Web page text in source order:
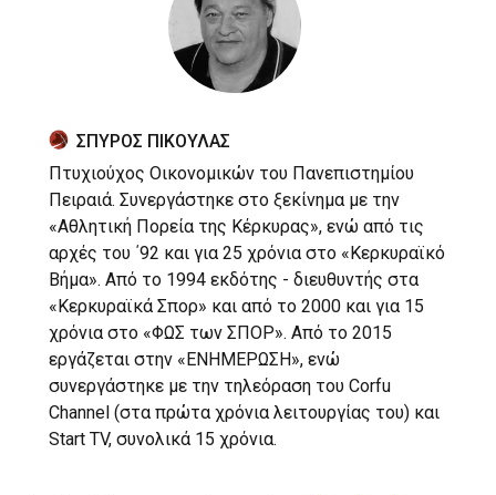
ΣΠΥΡΟΣ ΠΙΚΟΥΛΑΣ
Πτυχιούχος Οικονομικών του Πανεπιστημίου
Πειραιά. Συνεργάστηκε στο ξεκίνημα με την
«Αθλητική Πορεία της Κέρκυρας», ενώ από τις
αρχές του ΄92 και για 25 χρόνια στο «Κερκυραϊκό
Βήμα». Από το 1994 εκδότης - διευθυντής στα
«Κερκυραϊκά Σπορ» και από το 2000 και για 15
χρόνια στο «ΦΩΣ των ΣΠΟΡ». Από το 2015
εργάζεται στην «ΕΝΗΜΕΡΩΣΗ», ενώ
συνεργάστηκε με την τηλεόραση του Corfu
Channel (στα πρώτα χρόνια λειτουργίας του) και
Start TV, συνολικά 15 χρόνια.